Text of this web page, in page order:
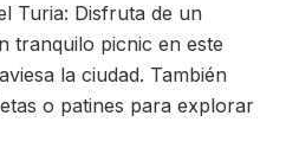
Turia: Disfruta de un
tranquilo picnic en este
la ciudad. También
o patines para explorar